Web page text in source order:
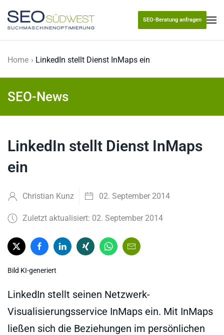
Skip to main content
SEO-Beratung anfragen
Home LinkedIn stellt Dienst InMaps ein
SEO-News
LinkedIn stellt Dienst InMaps
ein
Christian Kunz 02. September 2014
Zuletzt aktualisiert: 02. September 2014
Bild KI-generiert
LinkedIn stellt seinen Netzwerk-
Visualisierungsservice InMaps ein. Mit InMaps
ließen sich die Beziehungen im persönlichen